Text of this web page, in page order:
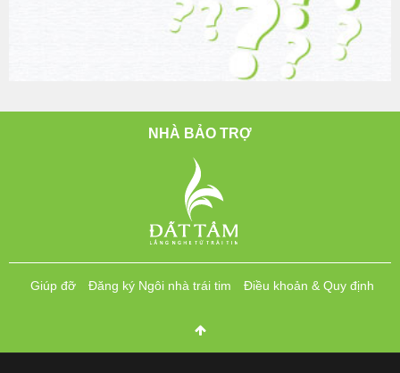
NHÀ BẢO TRỢ
Giúp đỡ Đăng ký Ngôi nhà trái tim Điều khoản & Quy định